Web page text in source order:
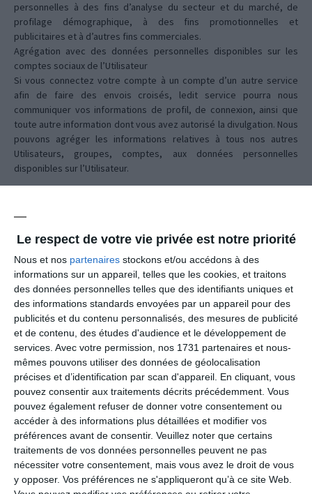
Le respect de votre vie privée est notre priorité
Nous et nos partenaires stockons et/ou accédons à des
informations sur un appareil, telles que les cookies, et traitons
des données personnelles telles que des identifiants uniques et
des informations standards envoyées par un appareil pour des
publicités et du contenu personnalisés, des mesures de publicité
et de contenu, des études d'audience et le développement de
services. Avec votre permission, nos 1731 partenaires et nous-
mêmes pouvons utiliser des données de géolocalisation
précises et d’identification par scan d'appareil. En cliquant, vous
pouvez consentir aux traitements décrits précédemment. Vous
pouvez également refuser de donner votre consentement ou
accéder à des informations plus détaillées et modifier vos
préférences avant de consentir. Veuillez noter que certains
traitements de vos données personnelles peuvent ne pas
nécessiter votre consentement, mais vous avez le droit de vous
y opposer. Vos préférences ne s'appliqueront qu’à ce site Web.
personnelles à des fins d’analyse du secteur et du marché, de
profilage démographique, à des fins promotionnelles et
publicitaires et à d’autres fins commerciales.
Agrégation avec des données personnelles disponibles sur les
comptes sociaux de l’Utilisateur
Si vous connectez votre compte à un compte d’un autre service
afin de faire des envois croisés, ledit service pourra nous
communiquer vos informations de profil, de connexion, ainsi que
toute autre information dont vous avez autorisé la divulgation. Nous
pouvons agréger les informations relatives à tous nos autres
Utilisateurs, groupes, comptes, aux données personnelles
disponibles sur l’Utilisateur.
Cookies
Durée de conservation des cookies
Conformément aux recommandations de la CNIL, la durée maximale
de conservation des cookies est de 13 mois au maximum après leur
premier dépôt dans le terminal de l’Utilisateur, tout comme la durée
de la validité du consentement de l’Utilisateur à l’utilisation de ces
cookies. La durée de vie des cookies n’est pas prolongée à chaque
visite. Le consentement de l’Utilisateur devra donc être renouvelé à
l’issue de ce délai.
Finalité cookies
Les cookies peuvent être utilisés pour des fins statistiques
notamment pour optimiser les services rendus à l’Utilisateur, à
partir du traitement des informations concernant la fréquence
d’accès, la personnalisation des pages ainsi que les opérations
réalisées et les informations consultées.
Vous êtes informé que l’Éditeur est susceptible de déposer des
cookies sur votre terminal. Le cookie enregistre des informations